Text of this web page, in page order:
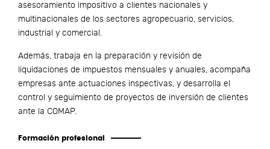
asesoramiento impositivo a clientes nacionales y
multinacionales de los sectores agropecuario, servicios,
industrial y comercial.
Además, trabaja en la preparación y revisión de
liquidaciones de impuestos mensuales y anuales, acompaña
empresas ante actuaciones inspectivas, y desarrolla el
control y seguimiento de proyectos de inversión de clientes
ante la COMAP.
Formación profesional